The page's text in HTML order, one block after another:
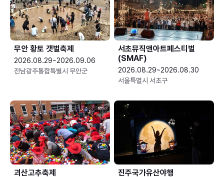
무안 황토 갯벌축제
2026.08.29~2026.09.06
전남광주통합특별시 무안군
서초뮤직앤아트페스티벌
(SMAF)
2026.08.29~2026.08.30
서울특별시 서초구
괴산고추축제 진주국가유산야행